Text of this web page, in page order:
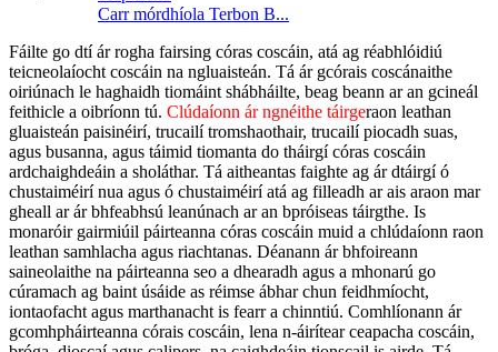
Carr mórdhíola Terbon B...
Fáilte go dtí ár rogha fairsing córas coscáin, atá ag réabhlóidiú
teicneolaíocht coscáin na ngluaisteán. Tá ár gcórais coscánaithe
oiriúnach le haghaidh tiomáint shábháilte, beag beann ar an gcineál
feithicle a oibríonn tú. Clúdaíonn ár ngnéithe táirgeraon leathan
gluaisteán paisinéirí, trucailí tromshaothair, trucailí piocadh suas,
agus busanna, agus táimid tiomanta do tháirgí córas coscáin
ardchaighdeáin a sholáthar. Tá aitheantas faighte ag ár dtáirgí ó
chustaiméirí nua agus ó chustaiméirí atá ag filleadh ar ais araon mar
gheall ar ár bhfeabhsú leanúnach ar an bpróiseas táirgthe. Is
monaróir gairmiúil páirteanna córas coscáin muid a chlúdaíonn raon
leathan samhlacha agus riachtanas. Déanann ár bhfoireann
saineolaithe na páirteanna seo a dhearadh agus a mhonarú go
cúramach ag baint úsáide as réimse ábhar chun feidhmíocht,
iontaofacht agus marthanacht is fearr a chinntiú. Comhlíonann ár
gcomhpháirteanna córais coscáin, lena n-áirítear ceapacha coscáin,